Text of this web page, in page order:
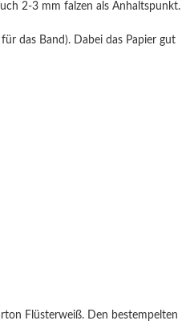
2-3 mm falzen als Anhaltspunkt.
das Band). Dabei das Papier gut
Flüsterweiß. Den bestempelten